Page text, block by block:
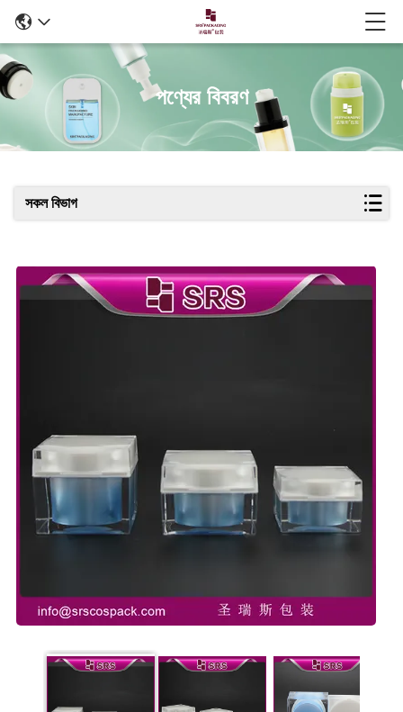
পণ্যের বিবরণ
সকল বিভাগ